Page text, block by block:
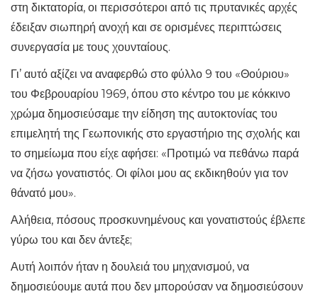
στη δικτατορία, οι περισσότεροι από τις πρυτανικές αρχές
έδειξαν σιωπηρή ανοχή και σε ορισμένες περιπτώσεις
συνεργασία με τους χουνταίους.
Γι’ αυτό αξίζει να αναφερθώ στο φύλλο 9 του «Θούριου»
του Φεβρουαρίου 1969, όπου στο κέντρο του με κόκκινο
χρώμα δημοσιεύσαμε την είδηση της αυτοκτονίας του
επιμελητή της Γεωπονικής στο εργαστήριο της σχολής και
το σημείωμα που είχε αφήσει: «Προτιμώ να πεθάνω παρά
να ζήσω γονατιστός. Οι φίλοι μου ας εκδικηθούν για τον
θάνατό μου».
Αλήθεια, πόσους προσκυνημένους και γονατιστούς έβλεπε
γύρω του και δεν άντεξε;
Αυτή λοιπόν ήταν η δουλειά του μηχανισμού, να
δημοσιεύουμε αυτά που δεν μπορούσαν να δημοσιεύσουν